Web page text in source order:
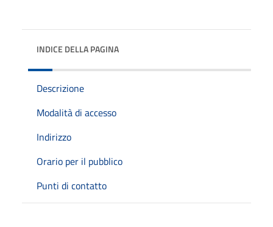
INDICE DELLA PAGINA
Descrizione
Modalità di accesso
Indirizzo
Orario per il pubblico
Punti di contatto